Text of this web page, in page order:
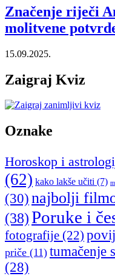
Značenje riječi
molitvene
15.09.2025.
Zaigraj Kviz
Oznake
Horoskop i
(62) kako lakše učiti (7)
(30) najbolji
(38)Poruke i
fotografije (22)
priče (11) tumačenje
(28)